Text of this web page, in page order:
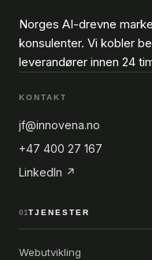
Norges AI-drevne
konsulenter. Vi kobler
leverandører innen 24
KONTAKT
jf@innovena.no
+47 400 27 167
LinkedIn ↗
01TJENESTER
Webutvikling